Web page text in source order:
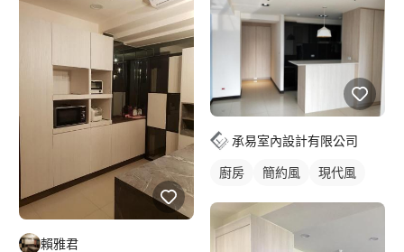
賴雅君
承易室內設計有限公司
廚房 簡約風 現代風